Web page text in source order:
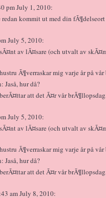
pm July 1, 2010:
kommit ut med din
July 5, 2010:
av lÃ¤sare (och utvalt av
Ã¶verraskar mig varje år på
Jaså, hur då?
att det Ã¤r vår
July 5, 2010:
av lÃ¤sare (och utvalt av
Ã¶verraskar mig varje år på
Jaså, hur då?
att det Ã¤r vår
am July 8, 2010: